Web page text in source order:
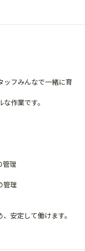
ッフみんなで一緒に育
作業です。
管理
管理
安定して働けます。